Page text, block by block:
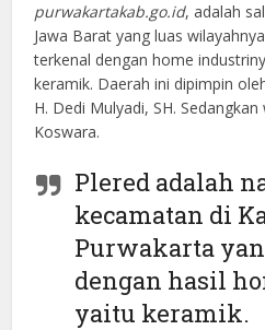
purwakartakab.go.id, adalah
Jawa Barat yang luas
terkenal dengan home
keramik. Daerah ini dipimpin
H. Dedi Mulyadi, SH.
Koswara.
Plered adalah
kecamatan di
Purwakarta
dengan hasil
yaitu keramik.